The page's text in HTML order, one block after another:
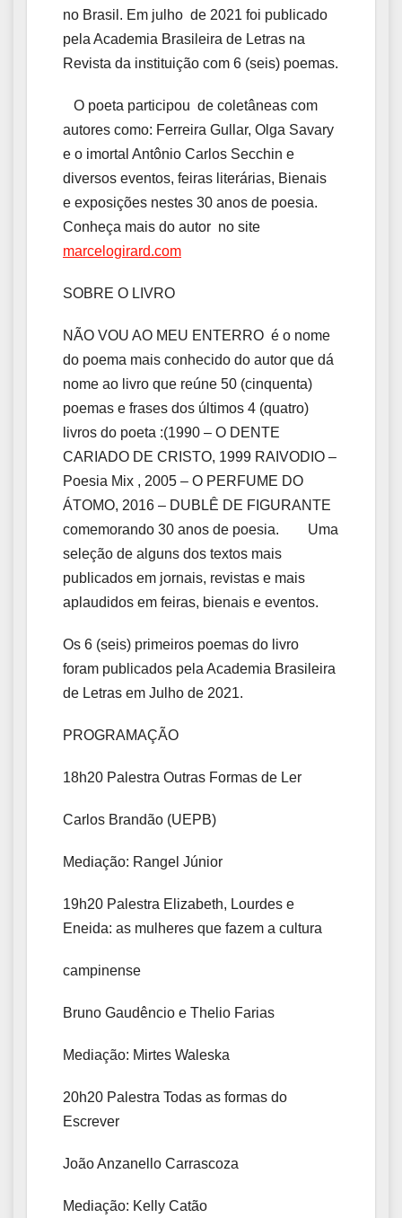
no Brasil. Em julho de 2021 foi publicado
pela Academia Brasileira de Letras na
Revista da instituição com 6 (seis) poemas.
O poeta participou de coletâneas com
autores como: Ferreira Gullar, Olga Savary
e o imortal Antônio Carlos Secchin e
diversos eventos, feiras literárias, Bienais
e exposições nestes 30 anos de poesia.
Conheça mais do autor no site
marcelogirard.com
SOBRE O LIVRO
NÃO VOU AO MEU ENTERRO é o nome
do poema mais conhecido do autor que dá
nome ao livro que reúne 50 (cinquenta)
poemas e frases dos últimos 4 (quatro)
livros do poeta :(1990 – O DENTE
CARIADO DE CRISTO, 1999 RAIVODIO –
Poesia Mix , 2005 – O PERFUME DO
ÁTOMO, 2016 – DUBLÊ DE FIGURANTE
comemorando 30 anos de poesia. Uma
seleção de alguns dos textos mais
publicados em jornais, revistas e mais
aplaudidos em feiras, bienais e eventos.
Os 6 (seis) primeiros poemas do livro
foram publicados pela Academia Brasileira
de Letras em Julho de 2021.
PROGRAMAÇÃO
18h20 Palestra Outras Formas de Ler
Carlos Brandão (UEPB)
Mediação: Rangel Júnior
19h20 Palestra Elizabeth, Lourdes e
Eneida: as mulheres que fazem a cultura
campinense
Bruno Gaudêncio e Thelio Farias
Mediação: Mirtes Waleska
20h20 Palestra Todas as formas do
Escrever
João Anzanello Carrascoza
Mediação: Kelly Catão